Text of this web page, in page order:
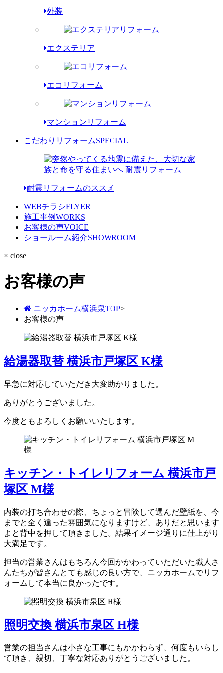
外装
エクステリア
エコリフォーム
マンションリフォーム
こだわりリフォームSPECIAL
耐震リフォームのススメ
WEBチラシFLYER
施工事例WORKS
お客様の声VOICE
ショールーム紹介SHOWROOM
× close
お客様の声
ニッカホーム横浜泉TOP>
お客様の声
給湯器取替 横浜市戸塚区 K様
早急に対応していただき大変助かりました。
ありがとうございました。
今度ともよろしくお願いいたします。
キッチン・トイレリフォーム 横浜市戸
塚区 M様
内装の打ち合わせの際、ちょっと冒険して選んだ壁紙を、今
までと全く違った雰囲気になりますけど、ありだと思います
よと背中を押して頂きました。結果イメージ通りに仕上がり
大満足です。
担当の営業さんはもちろん今回かかわっていただいた職人さ
んたちが皆さんとても感じの良い方で、ニッカホームでリフ
ォームして本当に良かったです。
照明交換 横浜市泉区 H様
営業の担当さんは小さな工事にもかかわらず、何度もいらし
て頂き、親切、丁寧な対応ありがとうございました。